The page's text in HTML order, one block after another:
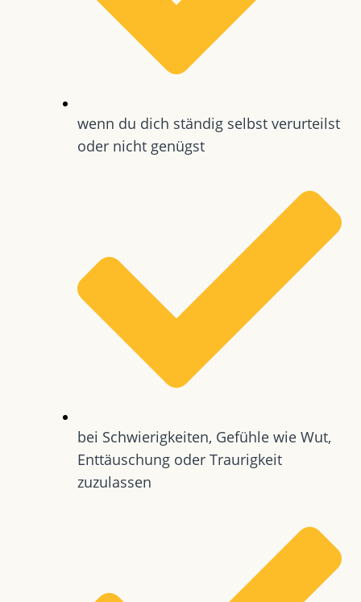
wenn du dich ständig selbst verurteilst
oder nicht genügst
bei Schwierigkeiten, Gefühle wie Wut,
Enttäuschung oder Traurigkeit
zuzulassen